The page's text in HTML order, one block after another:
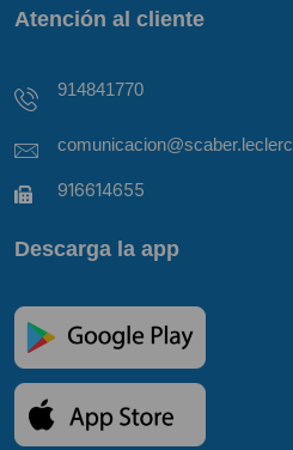
Atención al cliente
914841770
comunicacion@scaber.leclerc
916614655
Descarga la app